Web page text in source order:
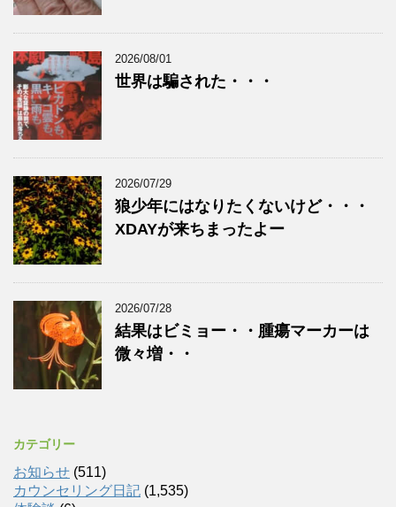
2026/08/01
世界は騙された・・・
2026/07/29
狼少年にはなりたくないけど・・・
XDAYが来ちまったよー
2026/07/28
結果はビミョー・・腫瘍マーカーは
微々増・・
カテゴリー
お知らせ (511)
カウンセリング日記 (1,535)